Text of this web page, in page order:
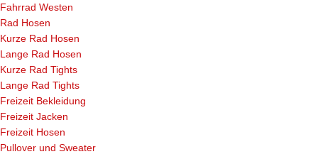
Fahrrad Westen
Rad Hosen
Kurze Rad Hosen
Lange Rad Hosen
Kurze Rad Tights
Lange Rad Tights
Freizeit Bekleidung
Freizeit Jacken
Freizeit Hosen
Pullover und Sweater